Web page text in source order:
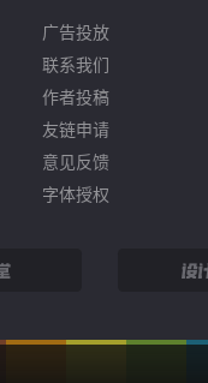
广告投放
联系我们
作者投稿
友链申请
意见反馈
字体授权